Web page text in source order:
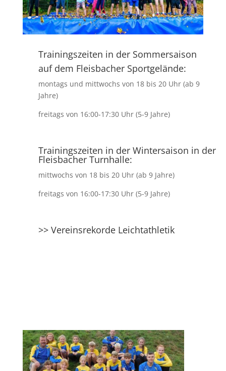
Trainingszeiten in der Sommersaison
auf dem Fleisbacher Sportgelände:
montags und mittwochs von 18 bis 20 Uhr (ab 9
Jahre)
freitags von 16:00-17:30 Uhr (5-9 Jahre)
Trainingszeiten in der Wintersaison in der
Fleisbacher Turnhalle:
mittwochs von 18 bis 20 Uhr (ab 9 Jahre)
freitags von 16:00-17:30 Uhr (5-9 Jahre)
>> Vereinsrekorde Leichtathletik